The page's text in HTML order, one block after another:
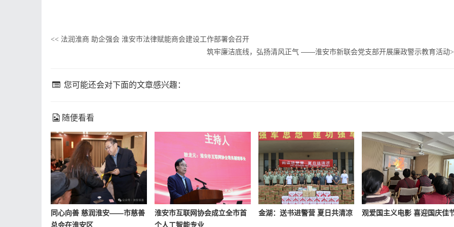
<< 法润淮商 助企强会 淮安市法律赋能商会建设工作部署会召开
筑牢廉洁底线，弘扬清风正气 ——淮安市新联会党支部开展廉政警示教育活动
您可能还会对下面的文章感兴趣：
随便看看
同心向善 慈润淮安——市慈善
总会在淮安区
淮安市互联网协会成立全市首
个人工智能专业
金湖：送书进警营 夏日共清凉 观爱国主义电影 喜迎国庆佳